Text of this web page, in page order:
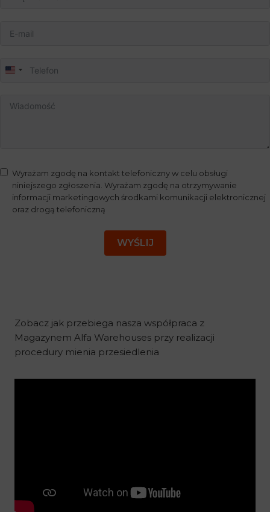
U
i
t
a
t
Wyrażam zgodę na kontakt telefoniczny w celu obsługi
niniejszego zgłoszenia. Wyrażam zgodę na otrzymywanie
informacji marketingowych środkami komunikacji elektronicznej
oraz drogą telefoniczną
WYŚLIJ
Zobacz jak przebiega nasza współpraca z
Magazynem Alfa Warehouses przy realizacji
procedury mienia przesiedlenia